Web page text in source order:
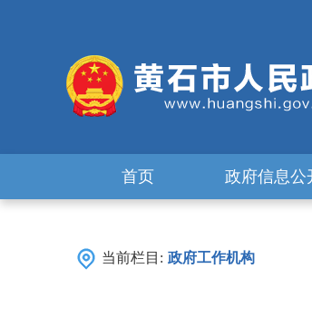
首页 政府信息公
当前栏目: 政府工作机构